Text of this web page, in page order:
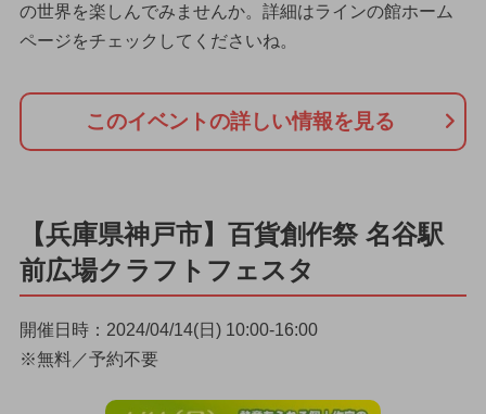
の世界を楽しんでみませんか。詳細はラインの館ホーム
ページをチェックしてくださいね。
このイベントの詳しい情報を見る
【兵庫県神戸市】百貨創作祭 名谷駅
前広場クラフトフェスタ
開催日時：2024/04/14(日) 10:00-16:00
※無料／予約不要